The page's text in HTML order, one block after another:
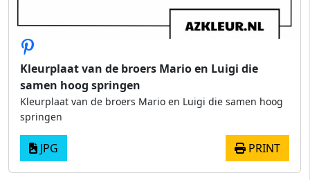
Kleurplaat van de broers Mario en Luigi die
samen hoog springen
Kleurplaat van de broers Mario en Luigi die samen hoog
springen
JPG PRINT